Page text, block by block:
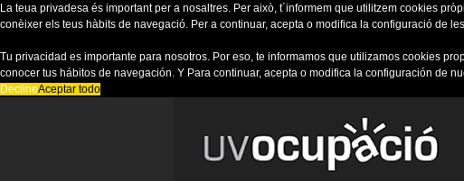
La teua privadesa és important per a nosaltres. Per això, t´informem que utilitzem cookies
conèixer els teus hàbits de navegació. Per a continuar, acepta o modifica la configuració de
Tu privacidad es importante para nosotros. Por eso, te informamos que utilizamos cookies
conocer tus hábitos de navegación. Y Para continuar, acepta o modifica la configuración de
DeclineAceptar todo